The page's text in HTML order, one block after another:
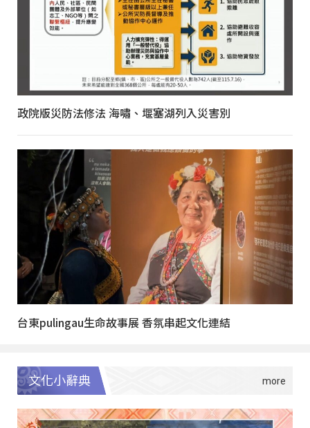
政院版災防法修法 海嘯、堰塞湖列入災害別
台東pulingau生命故事展 香氛串起文化連結
文化小辭典